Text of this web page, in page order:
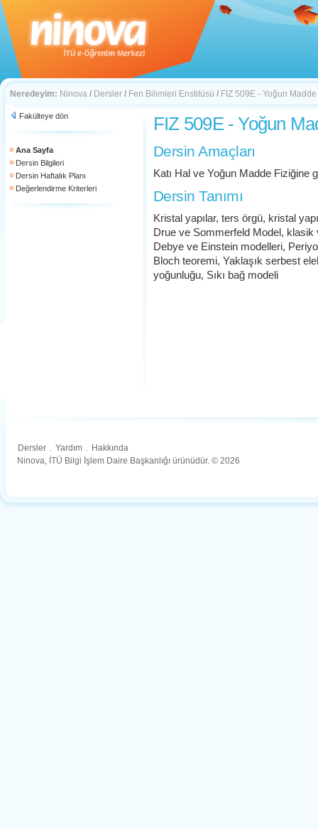
Neredeyim: Ninova / Dersler / Fen Bilimleri Enstitüsü / FIZ 509E - Yoğun
Fakülteye dön
Ana Sayfa
Dersin Bilgileri
Dersin Haftalık Planı
Değerlendirme Kriterleri
FIZ 509E - Yoğun
Dersin Amaçları
Katı Hal ve Yoğun Madde Fiziğine
Dersin Tanımı
Kristal yapılar, ters örgü, kristal
Drue ve Sommerfeld Model,
Debye ve Einstein modelleri,
Bloch teoremi, Yaklaşık serbest
yoğunluğu, Sıkı bağ modeli
Dersler . Yardım . Hakkında
Ninova, İTÜ Bilgi İşlem Daire Başkanlığı ürünüdür. © 2026